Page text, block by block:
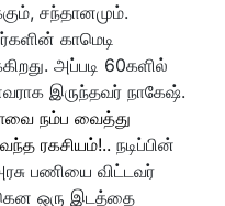
சந்தானமும்.
காமெடி
அப்படி 60களில்
இருந்தவர் நாகேஷ்.
நம்ப வைத்து
ரகசியம்!.. நடிப்பின்
பணியை விட்டவர்
ஒரு இடத்தை